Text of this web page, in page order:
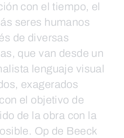
con el tiempo, el
seres humanos
de diversas
que van desde un
lenguaje visual
exagerados
el objetivo de
de la obra con la
Op de Beeck